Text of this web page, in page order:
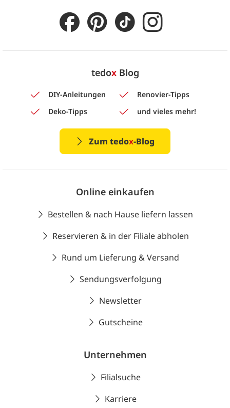
tedoxBlog
DIY-Anleitungen
Renovier-Tipps
Deko-Tipps
und vieles mehr!
Zum tedox-Blog
Online einkaufen
Bestellen & nach Hause liefern lassen
Reservieren & in der Filiale abholen
Rund um Lieferung & Versand
Sendungsverfolgung
Newsletter
Gutscheine
Unternehmen
Filialsuche
Karriere